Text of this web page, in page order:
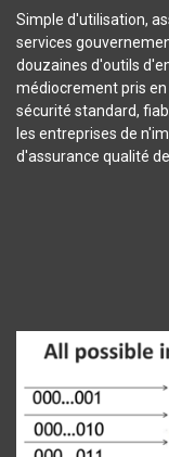
Simple d'utilisation,
services
douzaines d'outils
médiocrement pris
sécurité standard,
les entreprises de
d'assurance qualité